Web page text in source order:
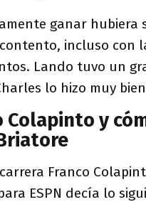
ganar hubiera
incluso con
Lando tuvo un
lo hizo muy
Colapinto y
Franco
ESPN decía lo